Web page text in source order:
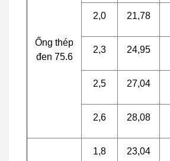
Ống thép
đen 75.6
2,0 21,78
2,3 24,95
2,5 27,04
2,6 28,08
1,8 23,04